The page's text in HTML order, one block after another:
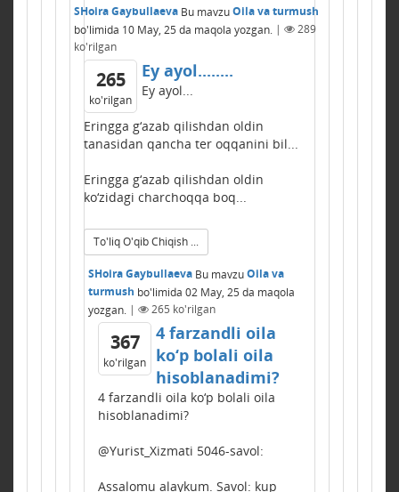
SHoira Gaybullaeva Bu mavzuOila va turmush
bo'limida 10 May, 25 da maqola yozgan. |
289
ko'rilgan
265
ko'rilgan
Ey ayol........
Ey ayol...
Eringga g‘azab qilishdan oldin
tanasidan qancha ter oqqanini bil...
Eringga g‘azab qilishdan oldin
ko‘zidagi charchoqqa boq...
To'liq O'qib Chiqish ...
SHoira Gaybullaeva Bu mavzuOila va
turmush bo'limida 02 May, 25 da maqola
yozgan. | 265 ko'rilgan
367
ko'rilgan
4 farzandli oila
ko‘p bolali oila
hisoblanadimi?
4 farzandli oila ko‘p bolali oila
hisoblanadimi?
@Yurist_Xizmati 5046-savol:
Assalomu alaykum. Savol: kup